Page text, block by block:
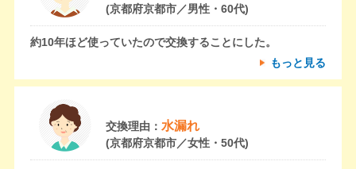
(京都府京都市／男性・60代)
約10年ほど使っていたので交換することにした。
もっと見る
交換理由： 水漏れ
(京都府京都市／女性・50代)